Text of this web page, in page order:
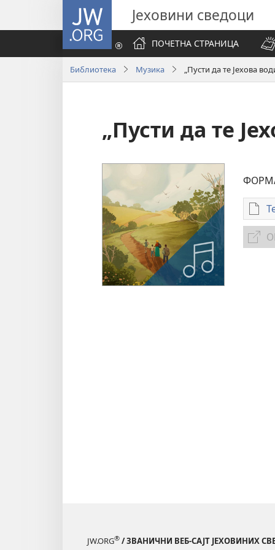
JW.ORG Јеховини сведоци
ПОЧЕТНА СТРАНИЦА
Библиотека Музика „Пусти да те Јехова
„Пусти да те
JW.ORG® / ЗВАНИЧНИ ВЕБ-САЈТ ЈЕХОВИНИХ